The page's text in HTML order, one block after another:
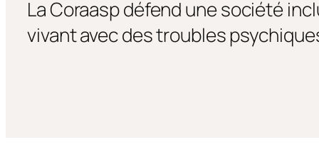
La Coraasp défend une société
vivant avec des troubles